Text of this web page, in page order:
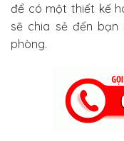
để có một thiết kế
sẽ chia sẻ đến
phòng.